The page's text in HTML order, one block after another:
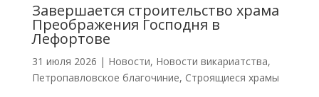
Завершается строительство храма
Преображения Господня в
Лефортове
31 июля 2026 | Новости, Новости викариатства,
Петропавловское благочиние, Строящиеся храмы